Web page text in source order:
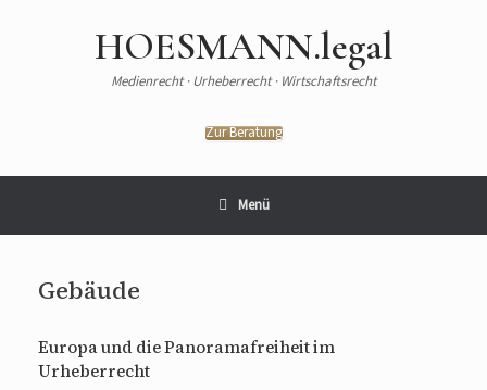
HOESMANN.legal
Medienrecht · Urheberrecht · Wirtschaftsrecht
Zur Beratung
Menü
Gebäude
Europa und die Panoramafreiheit im
Urheberrecht